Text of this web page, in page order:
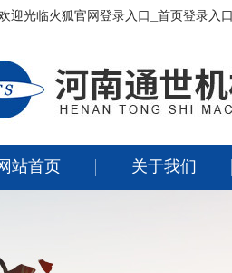
迎光临火狐官网登录入口_首页登录入口
站首页 关于我们